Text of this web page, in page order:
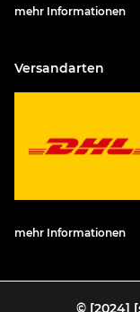
mehr Informationen
Versandarten
mehr Informationen